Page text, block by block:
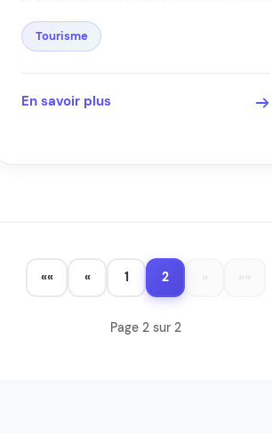
Tourisme
En savoir plus
«« « 1 2
Page 2 sur 2